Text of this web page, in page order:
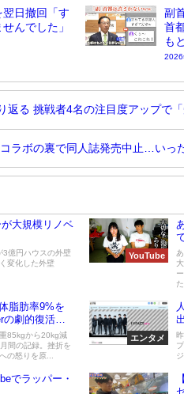
日撤回「す
んでした」
副
首
も
2026
る 挑戦者4名の注目度アップで「
コラボの裏で同人誌発売中止…いっ
大規模リノベ
3億円ハウスの外壁
変化した外壁
YouTube
た
脂肪率9%を
の劇的復活ス
85kgから20kg減
間の記録。挫折を
の怒りを原...
エンタメ
でラッパー・